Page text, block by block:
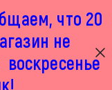
что 20
не
+7 925 449 67 92